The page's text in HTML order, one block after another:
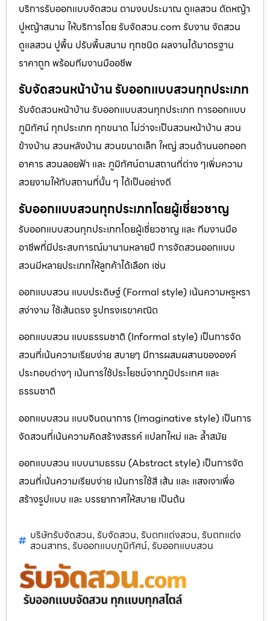
บริการรับออกแบบจัดสวน ตามงบประมาณ ดูเเลสวน ตัดหญ้า
ปูหญ้าสนาม ให้บริการโดย รับจัดสวน.com รับงาน จัดสวน
ดูแลสวน ปูพื้น ปรับพื้นสนาม ทุกชนิด ผลงานได้มาตรฐาน
ราคาถูก พร้อมทีมงานมืออชีพ
รับจัดสวนหน้าบ้าน รับออกแบบสวนทุกประเภท
รับจัดสวนหน้าบ้าน รับออกแบบสวนทุกประเภท การออกแบบ
ภูมิทัศน์ ทุกประเภท ทุกขนาด ไม่ว่าจะเป็นสวนหน้าบ้าน สวน
ข้างบ้าน สวนหลังบ้าน สวนขนาดเล็ก ใหญ่ สวนด้านนอกออก
อาคาร สวนลอยฟ้า และ ภูมิทัศน์ตามสถานที่ต่าง ๆเพิ่มความ
สวยงามให้กับสถานที่นั้น ๆ ได้เป็นอย่างดี
รับออกแบบสวนทุกประเภทโดยผู้เชี่ยวชาญ
รับออกแบบสวนทุกประเภทโดยผู้เชี่ยวชาญ และ ทีมงานมือ
อาชีพที่มีประสบการณ์มานานหลายปี การจัดสวนออกแบบ
สวนมีหลายประเภทให้ลูกค้าได้เลือก เช่น
ออกแบบสวน แบบประดิษฐ์ (Formal style) เน้นความหรูหรา
สง่างาม ใช้เส้นตรง รูปทรงเรขาคณิต
ออกแบบสวน แบบธรรมชาติ (Informal style) เป็นการจัด
สวนที่เน้นความเรียบง่าย สบายๆ มีการผสมผสานขององค์
ประกอบต่างๆ เน้นการใช้ประโยชน์จากภูมิประเทศ และ
ธรรมชาติ
ออกแบบสวน แบบจินตนาการ (Imaginative style) เป็นการ
จัดสวนที่เน้นความคิดสร้างสรรค์ แปลกใหม่ และ ล้ำสมัย
ออกแบบสวน แบบนามธรรม (Abstract style) เป็นการจัด
สวนที่เน้นความเรียบง่าย เน้นการใช้สี เส้น และ แสงเงาเพื่อ
สร้างรูปแบบ และ บรรยากาศให้สบาย เป็นต้น
บริษัทรับจัดสวน, รับจัดสวน, รับตกแต่งสวน, รับตกแต่ง
สวนสาทร, รับออกแบบภูมิทัศน์, รับออกแบบสวน